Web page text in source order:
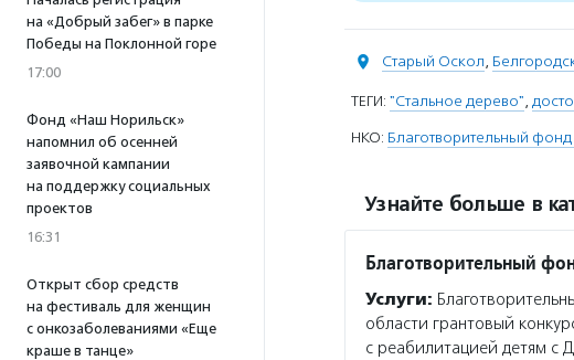
на «Добрый забег» в парке
Победы на Поклонной горе
17:00
Фонд «Наш Норильск»
напомнил об осенней
заявочной кампании
на поддержку социальных
проектов
16:31
Открыт сбор средств
на фестиваль для женщин
с онкозаболеваниями «Еще
краше в танце»
Старый Оскол,
ТЕГИ: "Стальное дерево",
НКО: Благотворительный
Узнайте больше в
Благотворительный
Услуги:
области грантовый
с реабилитацией детям с